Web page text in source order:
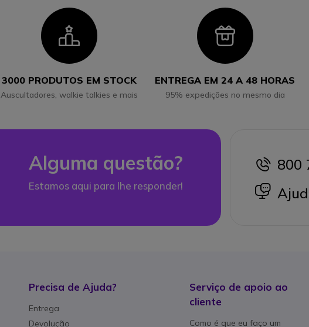
Icon
3000 PRODUTOS EM STOCK
Auscultadores, walkie talkies e mais
Icon
ENTREGA EM 24 A 48 HORAS
95% expedições no mesmo dia
Alguma questão?
Estamos aqui para lhe responder!
icon
800
icon
Precisa de Ajuda?
Entrega
Devolução
Serviço de apoio ao
cliente
Como é que eu faço um